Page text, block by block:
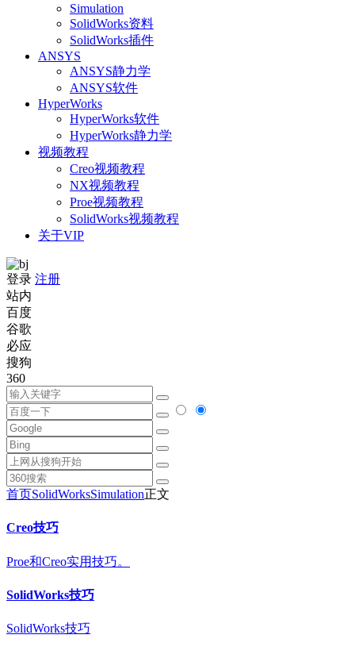
Simulation
SolidWorks资料
SolidWorks插件
ANSYS
ANSYS静力学
ANSYS软件
HyperWorks
HyperWorks软件
HyperWorks静力学
视频教程
Creo视频教程
NX视频教程
Proe视频教程
SolidWorks视频教程
关于VIP
登录 注册
站内
百度
谷歌
必应
搜狗
360
首页SolidWorksSimulation正文
Creo技巧
Proe和Creo实用技巧。
SolidWorks技巧
SolidWorks技巧